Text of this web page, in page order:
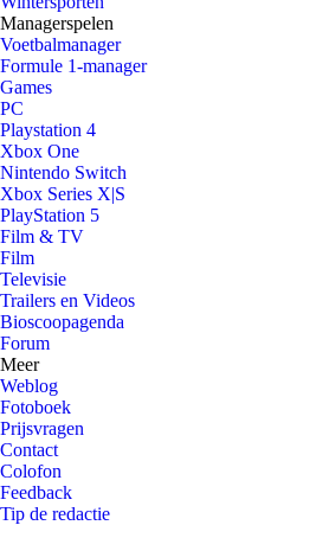
Managerspelen
Voetbalmanager
Formule 1-manager
Games
PC
Playstation 4
Xbox One
Nintendo Switch
Xbox Series X|S
PlayStation 5
Film & TV
Film
Televisie
Trailers en Videos
Bioscoopagenda
Forum
Meer
Weblog
Fotoboek
Prijsvragen
Contact
Colofon
Feedback
Tip de redactie